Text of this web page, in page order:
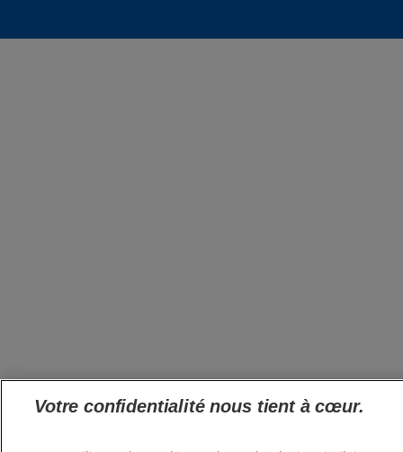
Votre confidentialité nous tient à cœur.